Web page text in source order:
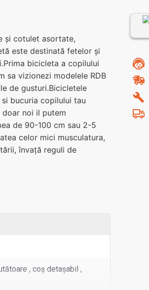
și cotulet asortate,
este destinată fetelor și
bicicleta a copilului
sa vizionezi modelele RDB
de gusturi.Bicicletele
bucuria copilului tau
noi il putem
de 90-100 cm sau 2-5
celor mici musculatura,
învață reguli de
, coș detașabil ,